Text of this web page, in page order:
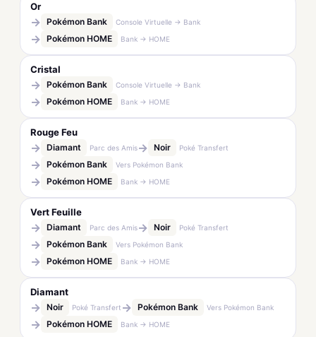
Or
→ Pokémon Bank Console Virtuelle → Bank
→ Pokémon HOME Bank → HOME
Cristal
→ Pokémon Bank Console Virtuelle → Bank
→ Pokémon HOME Bank → HOME
Rouge Feu
→ Diamant Parc des Amis→ Noir Poké Transfert
→ Pokémon Bank Vers Pokémon Bank
→ Pokémon HOME Bank → HOME
Vert Feuille
→ Diamant Parc des Amis→ Noir Poké Transfert
→ Pokémon Bank Vers Pokémon Bank
→ Pokémon HOME Bank → HOME
Diamant
→ Noir Poké Transfert → Pokémon Bank Vers Pokémon Bank
→ Pokémon HOME Bank → HOME